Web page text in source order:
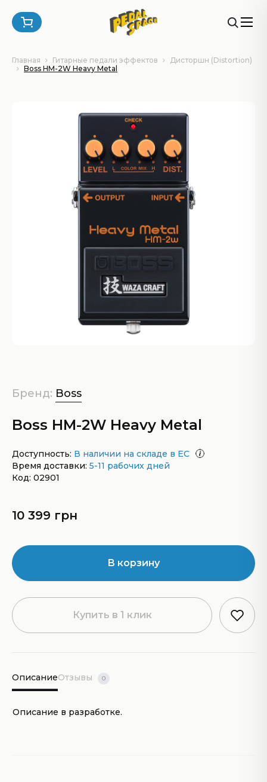
Главная Гитарные педали эффектов
Дисторшн (Distortion)
Boss HM-2W Heavy Metal
Бренд: Boss
Boss HM-2W Heavy Metal
Доступность: В наличии на складе в ЕС
Время доставки: 5-11 рабочих дней
Код: 02901
10 399 грн
В корзину
Купить в 1 клик
ОписаниеОтзывы 0
Описание в разработке.